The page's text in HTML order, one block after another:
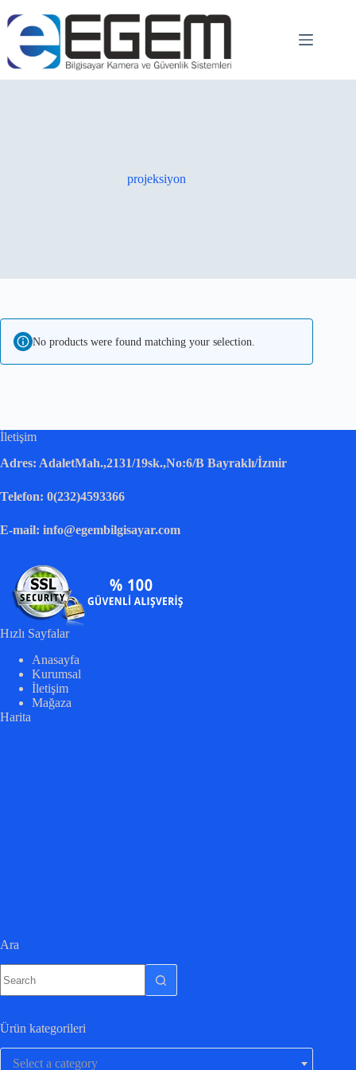
projeksiyon
No products were found matching your selection.
İletişim
Adres: AdaletMah.,2131/19sk.,No:6/B Bayraklı/İzmir
Telefon: 0(232)4593366
E-mail: info@egembilgisayar.com
Hızlı Sayfalar
Anasayfa
Kurumsal
İletişim
Mağaza
Harita
Ara
Ürün kategorileri
Select a category